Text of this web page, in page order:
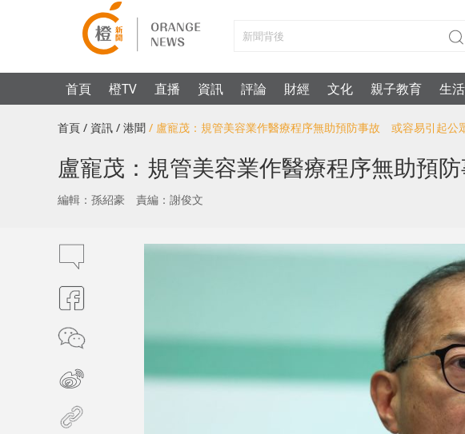
首頁 橙TV 直播 資訊 評論 財經 文化 親子教育 生活
首頁 / 資訊 / 港聞 / 盧寵茂：規管美容業作醫療程序無助預防事故 或容易引起公
盧寵茂：規管美容業作醫療程序無助預
編輯：孫紹豪 責編：謝俊文